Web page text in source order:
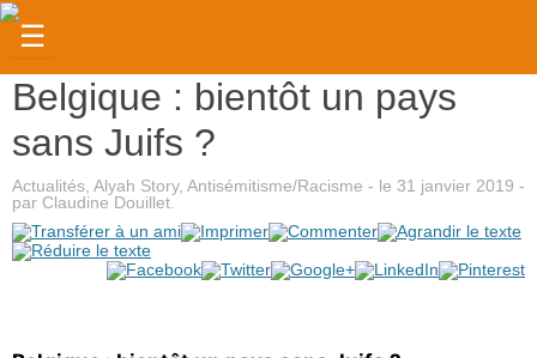
☰
Actualités
Judaïsme
Magazine
Sorties
Belgique : bientôt un pays
sans Juifs ?
Actualités Alyah Story, Antisémitisme/Racisme - le 31 janvier 2019 -
par Claudine Douillet